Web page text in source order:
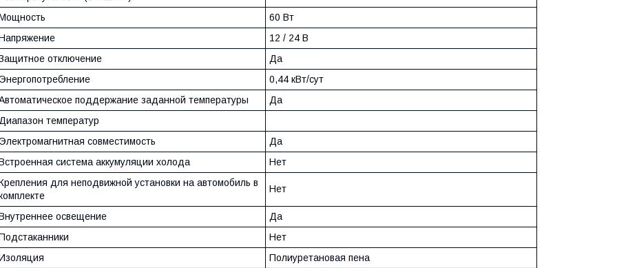
60 Вт
12 / 24 В
отключение
Да
0,44 кВт/сут
поддержание заданной температуры
Да
температур
совместимость
Да
система аккумуляции холода
Нет
для неподвижной установки на автомобиль в
Нет
освещение
Да
Нет
Полиуретановая пена